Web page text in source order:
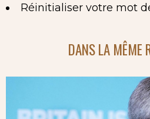
Réinitialiser votre mot
DANS LA MÊME